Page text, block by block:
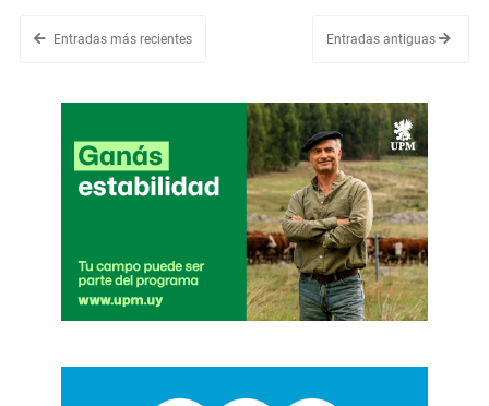
Entradas más recientes Entradas antiguas